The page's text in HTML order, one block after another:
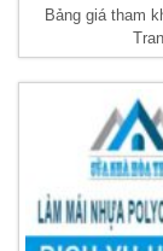
Bảng giá tham